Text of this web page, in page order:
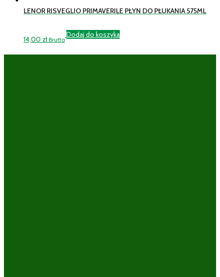
LENOR RISVEGLIO PRIMAVERILE PŁYN DO PŁUKANIA 575ML
14,00 zł Brutto
Dodaj do koszyka